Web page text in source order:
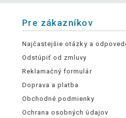
Pre zákazníkov
Najčastejšie otázky a
Odstúpiť od zmluvy
Reklamačný formulár
Doprava a platba
Obchodné podmienky
Ochrana osobných údajov